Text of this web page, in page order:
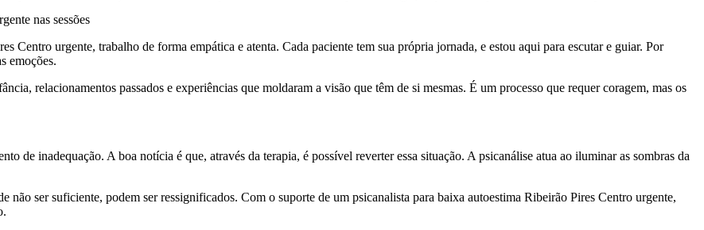
nas sessões
Centro urgente, trabalho de forma empática e atenta. Cada paciente tem sua própria jornada, e estou aqui para escutar e guiar. Por
emoções.
relacionamentos passados e experiências que moldaram a visão que têm de si mesmas. É um processo que requer coragem, mas os
de inadequação. A boa notícia é que, através da terapia, é possível reverter essa situação. A psicanálise atua ao iluminar as sombras da
não ser suficiente, podem ser ressignificados. Com o suporte de um psicanalista para baixa autoestima Ribeirão Pires Centro urgente,